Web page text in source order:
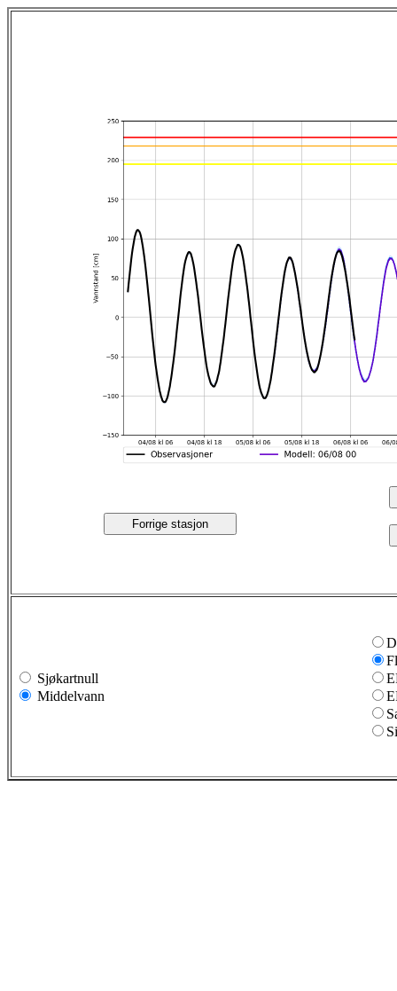
Forrige stasjon
Sjøkartnull
Middelvann